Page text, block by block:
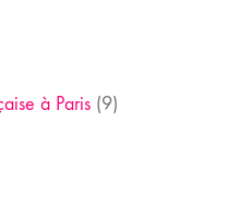
à Paris (9)